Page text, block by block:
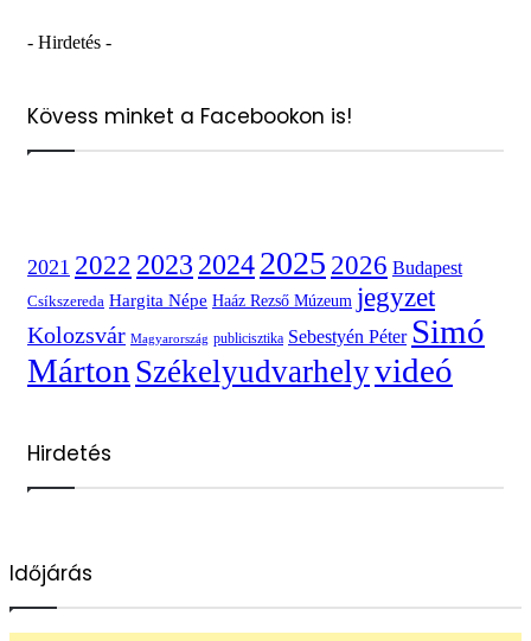
- Hirdetés -
Kövess minket a Facebookon is!
2021 2022 2023 20242025 2026 Budapest
Csíkszereda Hargita Népe Haáz Rezső Múzeum jegyzet
Kolozsvár Magyarország publicisztika Sebestyén Péter Simó
Márton Székelyudvarhelyvideó
Hirdetés
Időjárás